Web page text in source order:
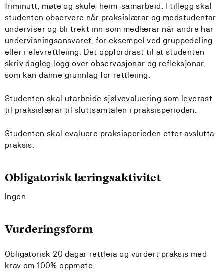
friminutt, møte og skule-heim-samarbeid. I tillegg skal
studenten observere når praksislærar og medstudentar
underviser og bli trekt inn som medlærar når andre har
undervisningsansvaret, for eksempel ved gruppedeling
eller i elevrettleiing. Det oppfordrast til at studenten
skriv dagleg logg over observasjonar og refleksjonar,
som kan danne grunnlag for rettleiing.
Studenten skal utarbeide sjølvevaluering som leverast
til praksislærar til sluttsamtalen i praksisperioden.
Studenten skal evaluere praksisperioden etter avslutta
praksis.
Obligatorisk læringsaktivitet
Ingen
Vurderingsform
Obligatorisk 20 dagar rettleia og vurdert praksis med
krav om 100% oppmøte.